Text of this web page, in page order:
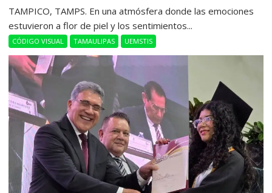
​TAMPICO, TAMPS. En una atmósfera donde las emociones
estuvieron a flor de piel y los sentimientos...
CÓDIGO VISUAL TAMAULIPAS UEMSTIS